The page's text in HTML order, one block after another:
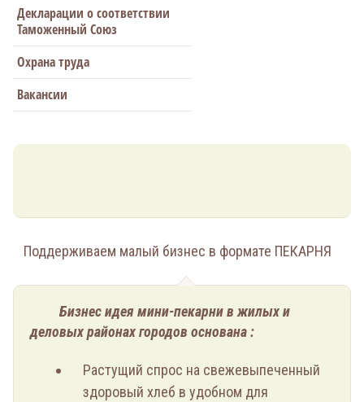
Декларации о соответствии
Таможенный Союз
Охрана труда
Вакансии
Поддерживаем малый бизнес в формате ПЕКАРНЯ
Бизнес идея мини-пекарни в жилых и
деловых районах городов основана :
Растущий спрос на свежевыпеченный
здоровый хлеб в удобном для